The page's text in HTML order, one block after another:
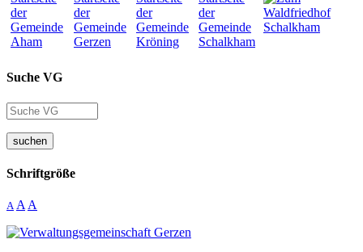
Suche VG
suchen
Schriftgröße
A A A